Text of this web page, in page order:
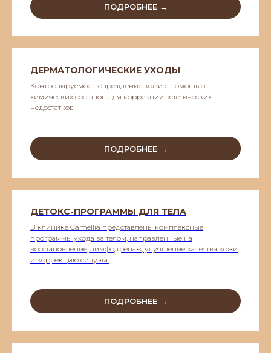
ПОДРОБНЕЕ →
ДЕРМАТОЛОГИЧЕСКИЕ УХОДЫ
Контролируемое повреждение кожи с помощью
химических составов для коррекции эстетических
недостатков
ПОДРОБНЕЕ →
ДЕТОКС-ПРОГРАММЫ ДЛЯ ТЕЛА
В клинике Camellia представлены комплексные
программы ухода за телом, направленные на
восстановление, лимфодренаж, улучшение качества кожи
и коррекцию силуэта.
ПОДРОБНЕЕ →